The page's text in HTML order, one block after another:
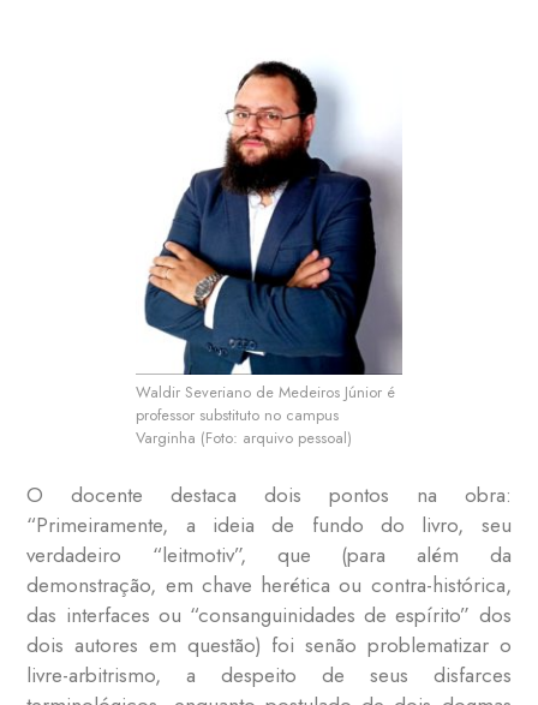
Waldir Severiano de Medeiros Júnior é
professor substituto no campus
Varginha (Foto: arquivo pessoal)
O docente destaca dois pontos na obra:
“Primeiramente, a ideia de fundo do livro, seu
verdadeiro “leitmotiv”, que (para além da
demonstração, em chave herética ou contra-histórica,
das interfaces ou “consanguinidades de espírito” dos
dois autores em questão) foi senão problematizar o
livre-arbitrismo, a despeito de seus disfarces